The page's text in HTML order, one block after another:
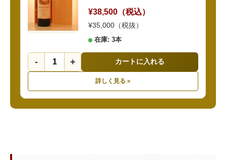
¥38,500（税込）
¥35,000（税抜）
在庫: 3本
- + カートに入れる
詳しく見る »